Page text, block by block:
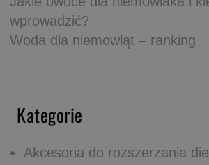
wprowadzić?
Woda dla niemowląt – ranking
Kategorie
Akcesoria do rozszerzania